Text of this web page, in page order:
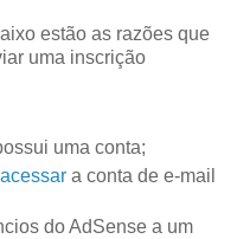
estão as razões que
uma inscrição
uma conta;
a conta de e-mail
do AdSense a um